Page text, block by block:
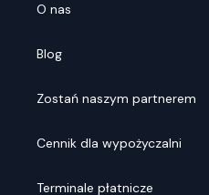
O nas
Blog
Zostań naszym partnerem
Cennik dla wypożyczalni
Terminale płatnicze